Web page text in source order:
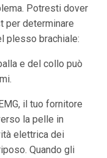
Potresti dover
per determinare
plesso brachiale:
e del collo può
il tuo fornitore
la pelle in
elettrica dei
Quando gli